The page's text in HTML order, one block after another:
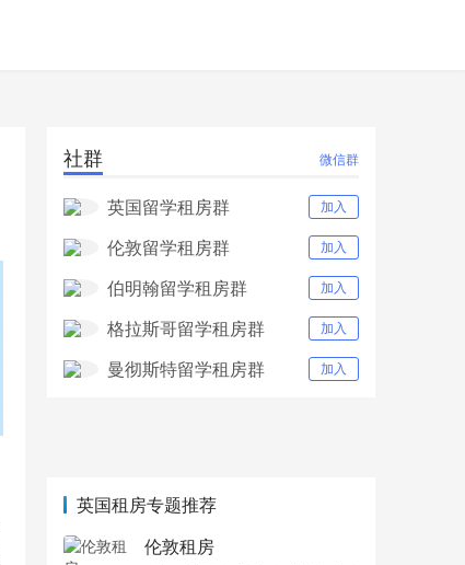
社群 微信群
英国留学租房群 加入
伦敦留学租房群 加入
伯明翰留学租房群 加入
格拉斯哥留学租房群 加入
曼彻斯特留学租房群 加入
英国租房专题推荐
伦敦租房